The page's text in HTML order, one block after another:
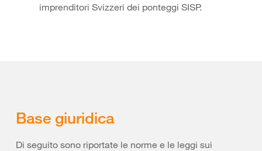
imprenditori Svizzeri dei ponteggi SISP.
Base giuridica
Di seguito sono riportate le norme e le leggi sui